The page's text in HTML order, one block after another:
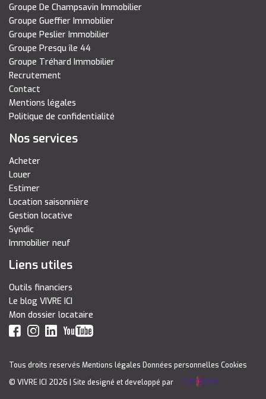
Groupe De Champsavin Immobilier
Groupe Gueffier Immobilier
Groupe Peslier Immobilier
Groupe Presqu île 44
Groupe Tréhard Immobilier
Recrutement
Contact
Mentions légales
Politique de confidentialité
Nos services
Acheter
Louer
Estimer
Location saisonnière
Gestion locative
Syndic
Immobilier neuf
Liens utiles
Outils financiers
Le blog VIVRE ICI
Mon dossier locataire
Tous droits reservés Mentions légales Données personnelles Cookies
© VIVRE ICI 2026
| Site designé et developpé par